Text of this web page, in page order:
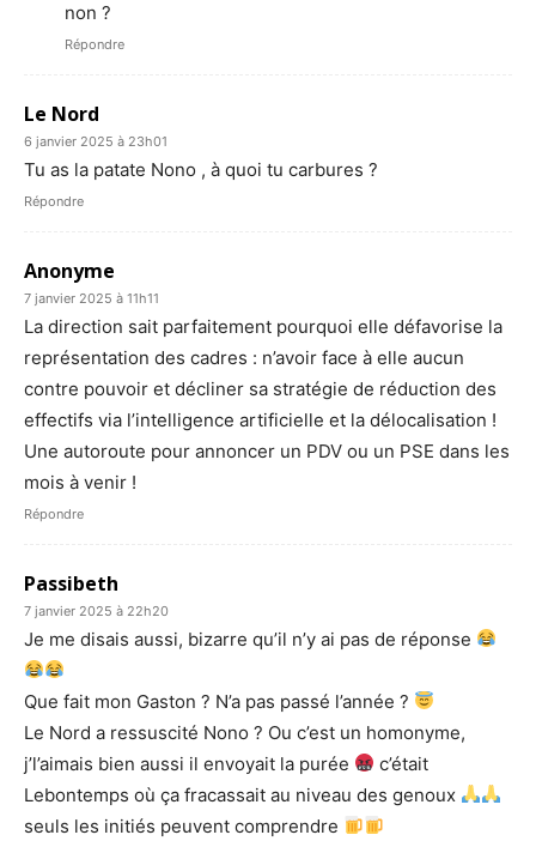
non ?
Répondre
Le Nord
6 janvier 2025 à 23h01
Tu as la patate Nono , à quoi tu carbures ?
Répondre
Anonyme
7 janvier 2025 à 11h11
La direction sait parfaitement pourquoi elle défavorise la
représentation des cadres : n’avoir face à elle aucun
contre pouvoir et décliner sa stratégie de réduction des
effectifs via l’intelligence artificielle et la délocalisation !
Une autoroute pour annoncer un PDV ou un PSE dans les
mois à venir !
Répondre
Passibeth
7 janvier 2025 à 22h20
Je me disais aussi, bizarre qu’il n’y ai pas de réponse
Que fait mon Gaston ? N’a pas passé l’année ?
Le Nord a ressuscité Nono ? Ou c’est un homonyme,
j’l’aimais bien aussi il envoyait la purée
c’était
Lebontemps où ça fracassait au niveau des genoux
seuls les initiés peuvent comprendre